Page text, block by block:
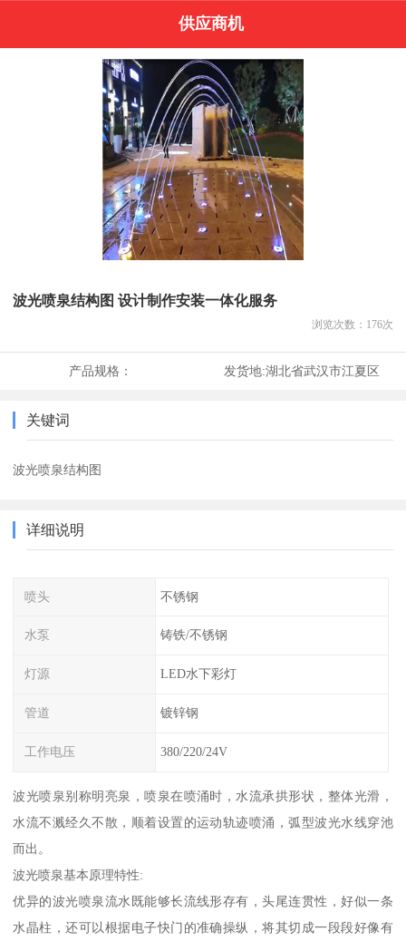
供应商机
波光喷泉结构图 设计制作安装一体化服务
浏览次数： 176次
产品规格： 发货地:湖北省武汉市江夏区
关键词
波光喷泉结构图
详细说明
喷头 不锈钢
水泵 铸铁/不锈钢
灯源 LED水下彩灯
管道 镀锌钢
工作电压 380/220/24V
波光喷泉别称明亮泉，喷泉在喷涌时，水流承拱形状，整体光滑，
水流不溅经久不散，顺着设置的运动轨迹喷涌，弧型波光水线穿池
而出。
波光喷泉基本原理特性:
优异的波光喷泉流水既能够长流线形存有，头尾连贯性，好似一条
水晶柱，还可以根据电子快门的准确操纵，将其切成一段段好像有